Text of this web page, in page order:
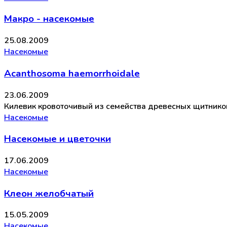
Макро - насекомые
25.08.2009
Насекомые
Acanthosoma haemorrhoidale
23.06.2009
Килевик кровоточивый из семейства древесных
Насекомые
Насекомые и цветочки
17.06.2009
Насекомые
Клеон желобчатый
15.05.2009